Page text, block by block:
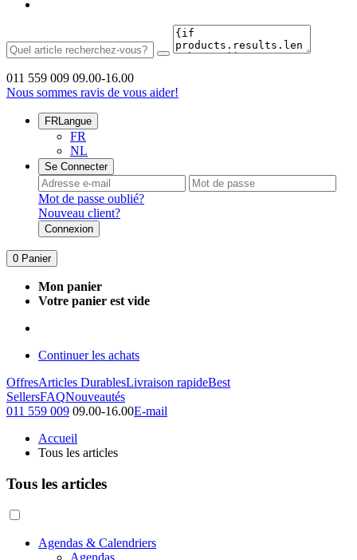
011 559 009 09.00-16.00
Nous sommes ravis de vous aider!
FRLangue
FR
NL
Se Connecter
Mot de passe oublié?
Nouveau client?
Connexion
0 Panier
Mon panier
Votre panier est vide
Continuer les achats
OffresArticles DurablesLivraison rapideBest
SellersFAQNouveautés
011 559 009 09.00-16.00E-mail
Accueil
Tous les articles
Tous les articles
Agendas & Calendriers